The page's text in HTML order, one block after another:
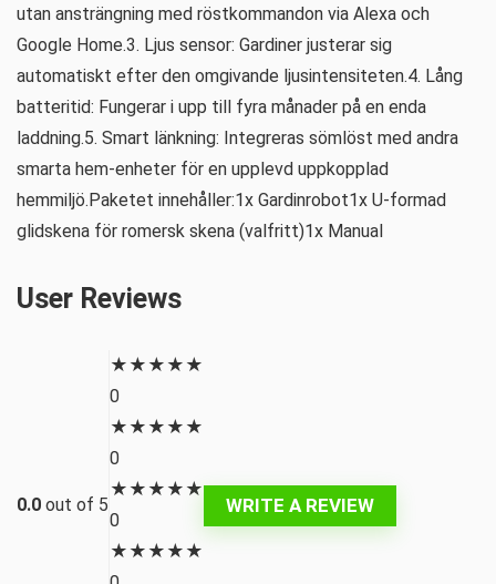
utan ansträngning med röstkommandon via Alexa och
Google Home.3. Ljus sensor: Gardiner justerar sig
automatiskt efter den omgivande ljusintensiteten.4. Lång
batteritid: Fungerar i upp till fyra månader på en enda
laddning.5. Smart länkning: Integreras sömlöst med andra
smarta hem-enheter för en upplevd uppkopplad
hemmiljö.Paketet innehåller:1x Gardinrobot1x U-formad
glidskena för romersk skena (valfritt)1x Manual
User Reviews
0.0 out of 5
★ ★ ★ ★ ★
0
★ ★ ★ ★ ★
0
★ ★ ★ ★ ★
0
★ ★ ★ ★ ★
WRITE A REVIEW